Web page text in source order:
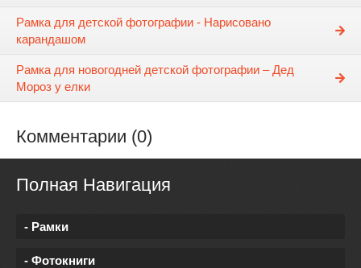
Рамка для детской фотографии - Нарисовано
карандашом
Рамка для новогодней детской фотографии – Дед
Мороз у елки
Комментарии (0)
Полная Навигация
- Рамки
- Фотокниги